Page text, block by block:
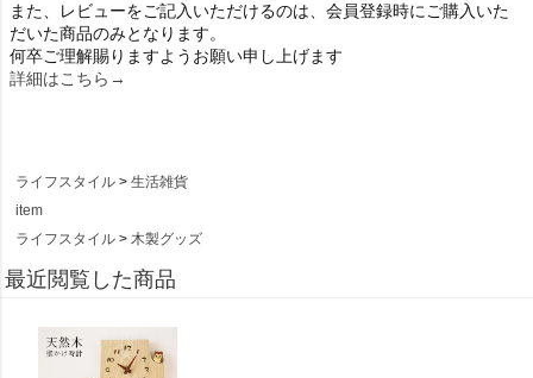
また、レビューをご記入いただけるのは、会員登録時にご購入いた
だいた商品のみとなります。
何卒ご理解賜りますようお願い申し上げます
詳細はこちら→
ライフスタイル
生活雑貨
item
ライフスタイル
木製グッズ
最近閲覧した商品